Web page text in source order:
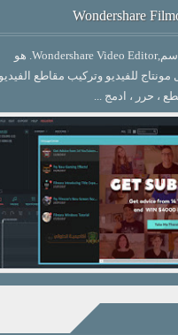
Wondershare
هو مايعرف سابقا باسم,Wondershare Video Editor. هو
للفيديو وتركيب مقاطع الفيديو
، حرر ، ادمج ...